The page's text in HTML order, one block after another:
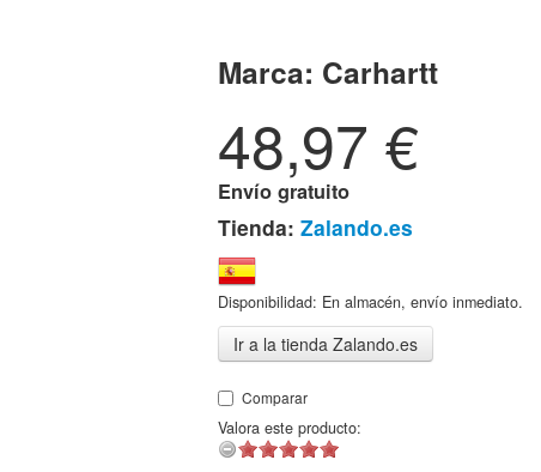
Marca: Carhartt
48,97 €
Envío gratuito
Tienda: Zalando.es
Disponibilidad: En almacén, envío inmediato.
Ir a la tienda Zalando.es
Comparar
Valora este producto: